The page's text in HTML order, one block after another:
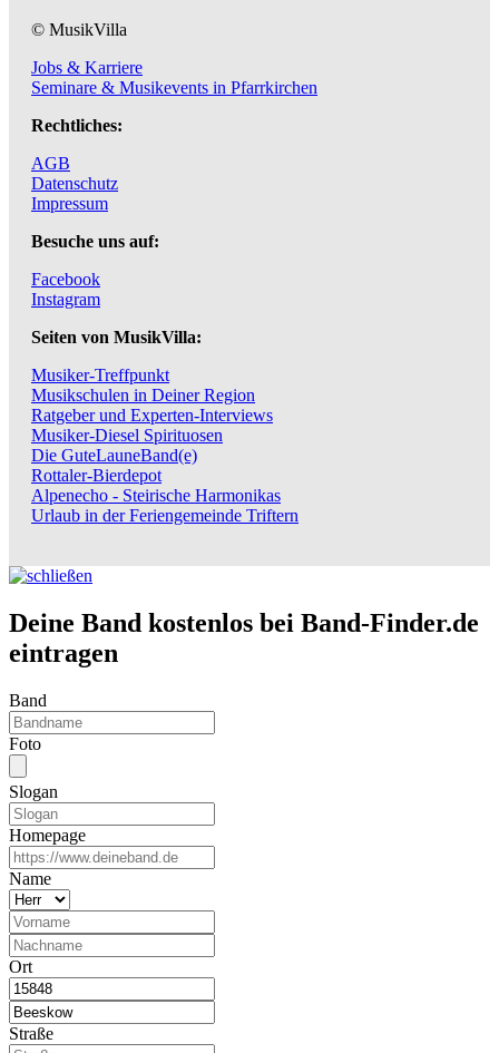
© MusikVilla
Jobs & Karriere
Seminare & Musikevents in Pfarrkirchen
Rechtliches:
AGB
Datenschutz
Impressum
Besuche uns auf:
Facebook
Instagram
Seiten von MusikVilla:
Musiker-Treffpunkt
Musikschulen in Deiner Region
Ratgeber und Experten-Interviews
Musiker-Diesel Spirituosen
Die GuteLauneBand(e)
Rottaler-Bierdepot
Alpenecho - Steirische Harmonikas
Urlaub in der Feriengemeinde Triftern
Deine Band kostenlos bei Band-Finder.de
eintragen
Band
Foto
Slogan
Homepage
Name
Ort
Straße